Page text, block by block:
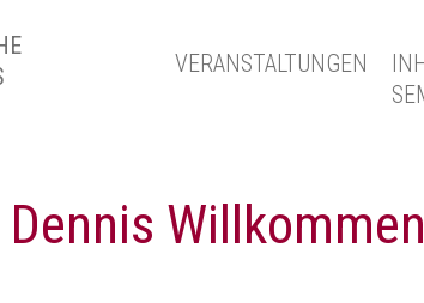
VERANSTALTUNGEN
Dennis Willkommen